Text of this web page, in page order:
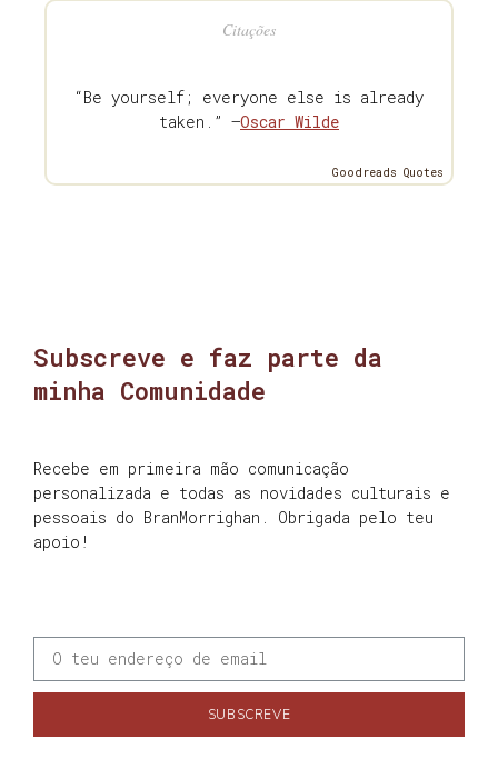
Citações
“Be yourself; everyone else is already
taken.” —Oscar Wilde
Goodreads Quotes
Subscreve e faz parte da
minha Comunidade
Recebe em primeira mão comunicação
personalizada e todas as novidades culturais e
pessoais do BranMorrighan. Obrigada pelo teu
apoio!
SUBSCREVE